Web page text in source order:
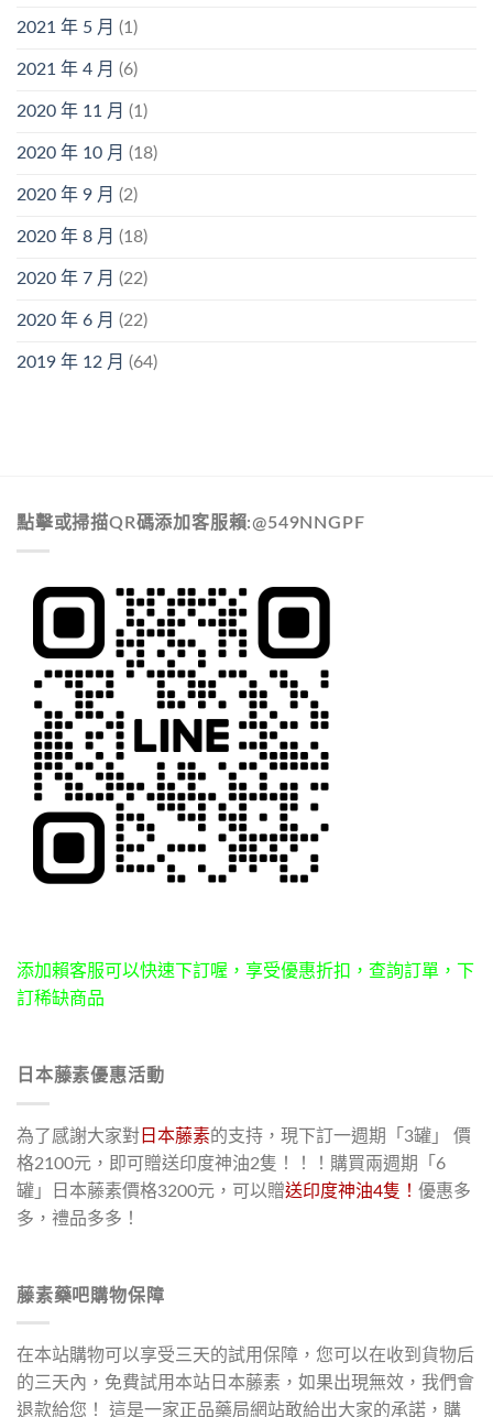
2021 年 5 月 (1)
2021 年 4 月 (6)
2020 年 11 月 (1)
2020 年 10 月 (18)
2020 年 9 月 (2)
2020 年 8 月 (18)
2020 年 7 月 (22)
2020 年 6 月 (22)
2019 年 12 月 (64)
點擊或掃描QR碼添加客服賴:@549NNGPF
添加賴客服可以快速下訂喔，享受優惠折扣，查詢訂單，下
訂稀缺商品
日本藤素優惠活動
為了感謝大家對 日本藤素的支持，現下訂一週期「3罐」 價
格2100元，即可贈送印度神油2隻！！！購買兩週期「6
罐」日本藤素價格3200元，可以贈送印度神油4隻！ 優惠多
多，禮品多多！
藤素藥吧購物保障
在本站購物可以享受三天的試用保障，您可以在收到貨物后
的三天內，免費試用本站日本藤素，如果出現無效，我們會
退款給您！ 這是一家正品藥局網站敢給出大家的承諾，購